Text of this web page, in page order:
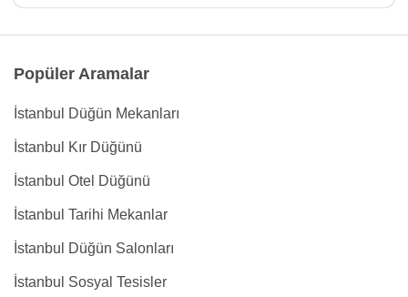
Popüler Aramalar
İstanbul Düğün Mekanları
İstanbul Kır Düğünü
İstanbul Otel Düğünü
İstanbul Tarihi Mekanlar
İstanbul Düğün Salonları
İstanbul Sosyal Tesisler